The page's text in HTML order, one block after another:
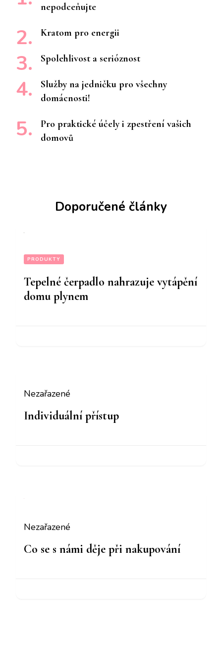
nepodceňujte
Kratom pro energii
Spolehlivost a serióznost
Služby na jedničku pro všechny
domácnosti!
Pro praktické účely i zpestření vašich
domovů
Doporučené články
PRODUKTY
Tepelné čerpadlo nahrazuje vytápění
domu plynem
Nezařazené
Individuální přístup
Nezařazené
Co se s námi děje při nakupování